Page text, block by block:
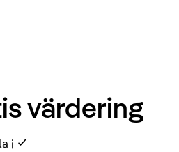
värdering
i